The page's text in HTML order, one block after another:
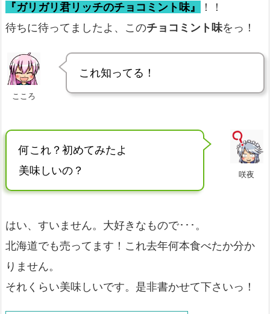
『ガリガリ君リッチのチョコミント味』
！！
待ちに待ってましたよ、このチョコミント味をっ！
こころ
これ知ってる！
咲夜
何これ？初めてみたよ
美味しいの？
はい、すいません。大好きなもので･･･。
北海道でも売ってます！これ去年何本食べたか分か
りません。
それくらい美味しいです。是非書かせて下さいっ！